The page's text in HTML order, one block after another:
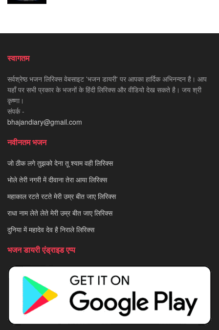
स्वागतम
सर्वश्रेष्ठ भजन लिरिक्स वेबसाइट 'भजन डायरी' पर आपका हार्दिक अभिनन्दन है। आप
यहाँ पर सभी प्रकार के भजनों के हिंदी लिरिक्स और वीडियो देख सकते है। जय श्री
कृष्णा।
संपर्क -
bhajandiary@gmail.com
नवीनतम भजन
जो ठीक लगे तुझको देना तू श्याम वही लिरिक्स
भोले तेरी नगरी में दीवाना तेरा आया लिरिक्स
महाकाल रटते रटते मेरी उम्र बीत जाए लिरिक्स
राधा नाम लेते लेते मेरी उम्र बीत जाए लिरिक्स
दुनिया में महादेव देव है निराले लिरिक्स
भजन डायरी एंड्राइड एप्प